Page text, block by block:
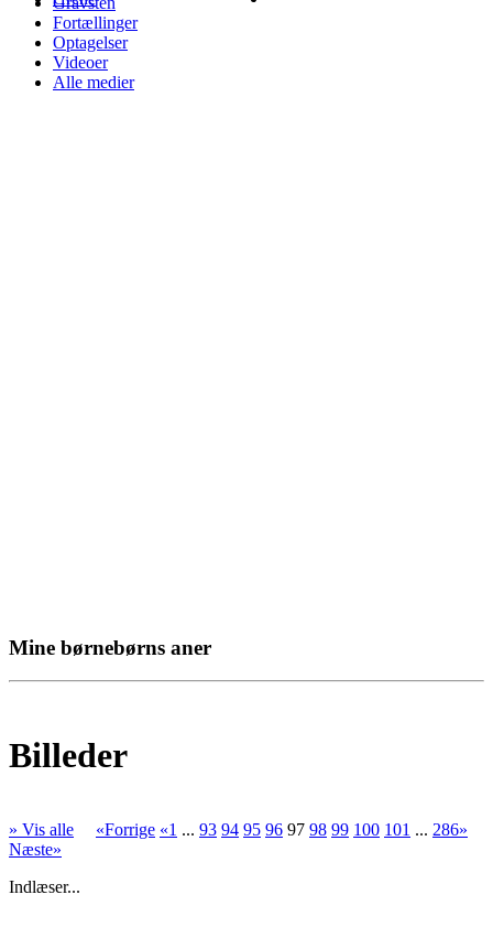
Fortællinger
Optagelser
Videoer
Alle medier
Mine børnebørns aner
Billeder
» Vis alle «Forrige «1 ... 93 94 95 96 97 98 99 100 101 ... 286»
Næste»
Indlæser...